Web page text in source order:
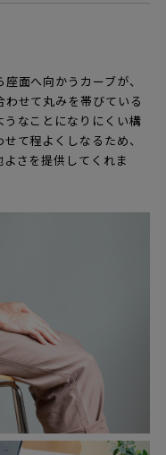
面へ向かうカーブが、
せて丸みを帯びている
うなことになりにくい構
て程よくしなるため、
さを提供してくれま